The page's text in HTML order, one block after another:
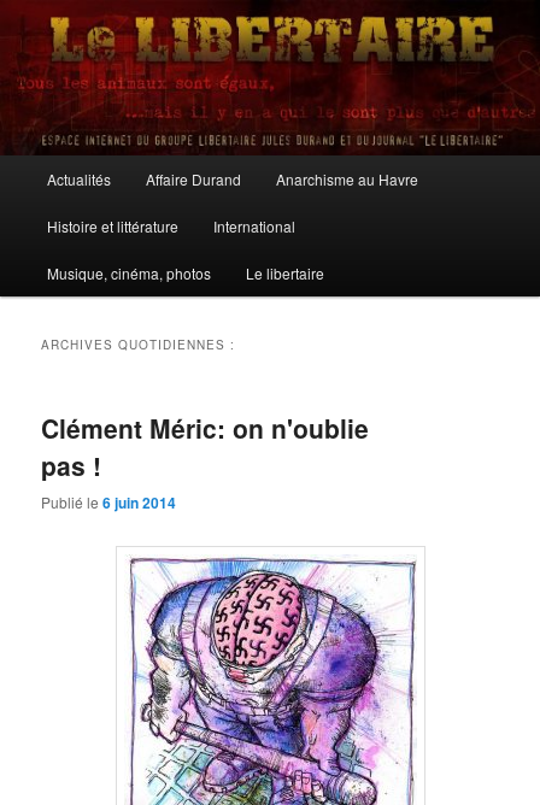
Aller
contenu
principal
Aller
contenu
secondaire
Le Libertaire
principal
Actualités Affaire Durand Anarchisme au Havre
Histoire et littérature International
Musique, cinéma, photos Le libertaire
ARCHIVES QUOTIDIENNES :
Clément Méric: on n'oublie
pas !
Publié le6 juin 2014